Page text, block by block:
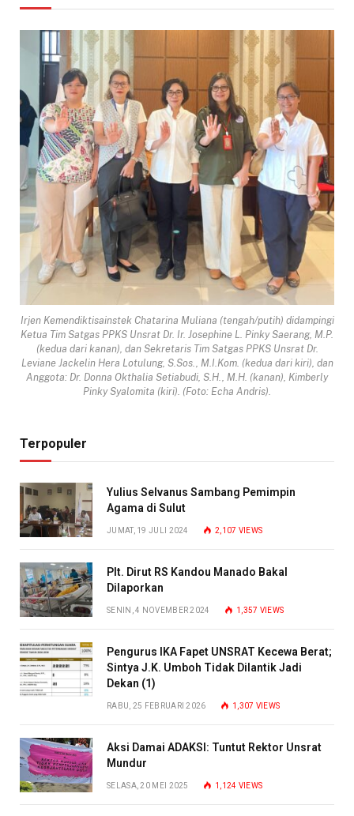
Irjen Kemendiktisainstek Chatarina Muliana (tengah/putih) didampingi
Ketua Tim Satgas PPKS Unsrat Dr. Ir. Josephine L. Pinky Saerang, M.P.
(kedua dari kanan), dan Sekretaris Tim Satgas PPKS Unsrat Dr.
Leviane Jackelin Hera Lotulung, S.Sos., M.I.Kom. (kedua dari kiri), dan
Anggota: Dr. Donna Okthalia Setiabudi, S.H., M.H. (kanan), Kimberly
Pinky Syalomita (kiri). (Foto: Echa Andris).
Terpopuler
Yulius Selvanus Sambang Pemimpin
Agama di Sulut
JUMAT, 19 JULI 2024 2,107 VIEWS
Plt. Dirut RS Kandou Manado Bakal
Dilaporkan
SENIN, 4 NOVEMBER 2024 1,357 VIEWS
Pengurus IKA Fapet UNSRAT Kecewa Berat;
Sintya J.K. Umboh Tidak Dilantik Jadi
Dekan (1)
RABU, 25 FEBRUARI 2026 1,307 VIEWS
Aksi Damai ADAKSI: Tuntut Rektor Unsrat
Mundur
SELASA, 20 MEI 2025 1,124 VIEWS